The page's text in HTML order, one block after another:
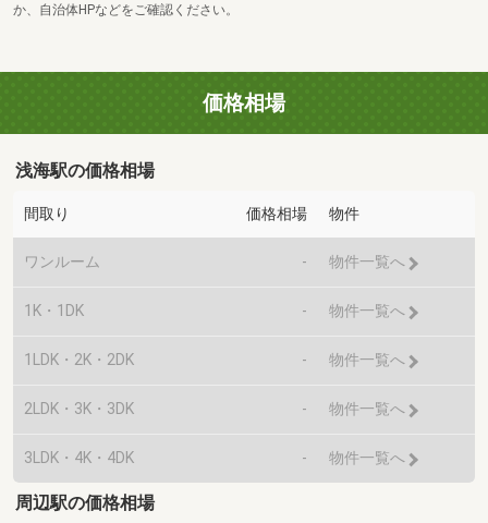
か、自治体HPなどをご確認ください。
価格相場
浅海駅の価格相場
間取り 価格相場 物件
ワンルーム - 物件一覧へ
1K・1DK - 物件一覧へ
1LDK・2K・2DK - 物件一覧へ
2LDK・3K・3DK - 物件一覧へ
3LDK・4K・4DK - 物件一覧へ
周辺駅の価格相場